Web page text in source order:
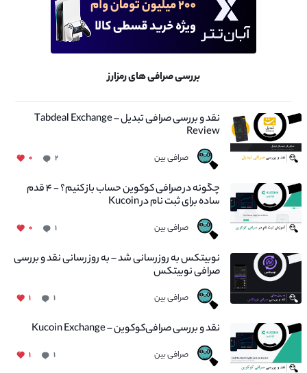
بررسی صرافی های رمزارز
نقد و بررسی صرافی تبدیل – Tabdeal Exchange
Review
صرافی بین ۲ ۰
چگونه در صرافی کوکوین حساب باز کنیم؟ - ۴ قدم
ساده برای ثبت نام در Kucoin
صرافی بین ۱ ۰
نوبیتکس به روزرسانی شد – به روز رسانی نقد و بررسی
صرافی نوبیتکس
صرافی بین ۱ ۱
نقد و بررسی صرافی‌کوکوین – Kucoin Exchange
صرافی بین ۱ ۱